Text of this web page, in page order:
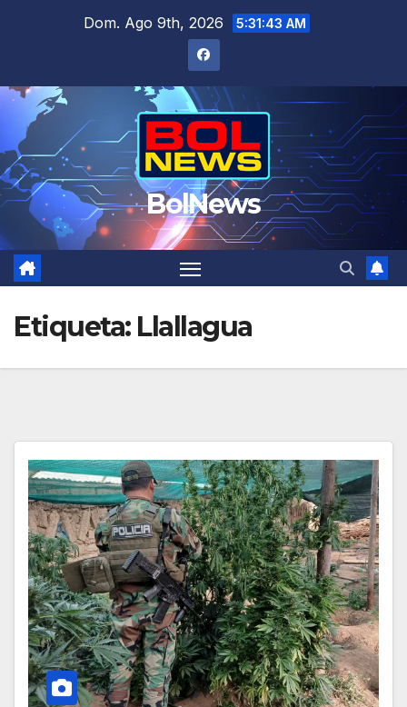
Dom. Ago 9th, 2026 5:31:44 AM
BolNews
Etiqueta: Llallagua